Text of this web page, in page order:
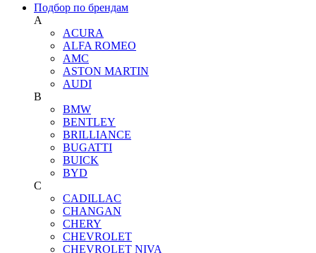
Подбор по брендам
A
ACURA
ALFA ROMEO
AMC
ASTON MARTIN
AUDI
B
BMW
BENTLEY
BRILLIANCE
BUGATTI
BUICK
BYD
C
CADILLAC
CHANGAN
CHERY
CHEVROLET
CHEVROLET NIVA